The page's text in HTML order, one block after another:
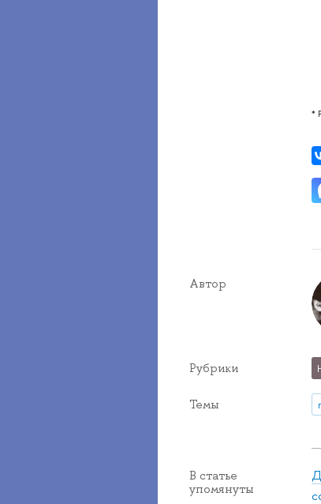
*
Автор
Рубрики
Темы
В статье
упомянуты